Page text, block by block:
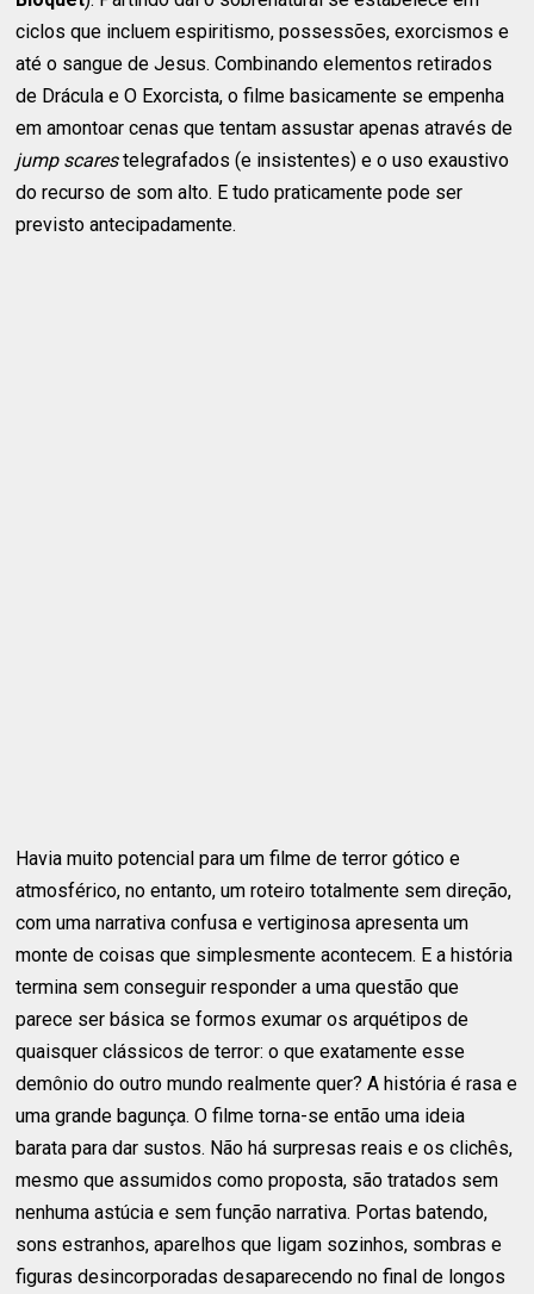
ciclos que incluem espiritismo, possessões, exorcismos e
até o sangue de Jesus. Combinando elementos retirados
de Drácula e O Exorcista, o filme basicamente se empenha
em amontoar cenas que tentam assustar apenas através de
jump scarestelegrafados (e insistentes) e o uso exaustivo
do recurso de som alto. E tudo praticamente pode ser
previsto antecipadamente.
Havia muito potencial para um filme de terror gótico e
atmosférico, no entanto, um roteiro totalmente sem direção,
com uma narrativa confusa e vertiginosa apresenta um
monte de coisas que simplesmente acontecem. E a história
termina sem conseguir responder a uma questão que
parece ser básica se formos exumar os arquétipos de
quaisquer clássicos de terror: o que exatamente esse
demônio do outro mundo realmente quer? A história é rasa e
uma grande bagunça. O filme torna-se então uma ideia
barata para dar sustos. Não há surpresas reais e os clichês,
mesmo que assumidos como proposta, são tratados sem
nenhuma astúcia e sem função narrativa. Portas batendo,
sons estranhos, aparelhos que ligam sozinhos, sombras e
figuras desincorporadas desaparecendo no final de longos